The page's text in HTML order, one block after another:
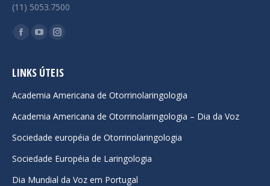
(11) 5053.7500
Encontre-nos em:
Facebook
opens
new
window
YouTube
opens
new
window
Instagram
opens
new
window
LINKS ÚTEIS
Academia Americana de Otorrinolaringologia
Academia Americana de Otorrinolaringologia – Dia da Voz
Sociedade européia de Otorrinolaringologia
Sociedade Européia de Laringologia
Dia Mundial da Voz em Portugal